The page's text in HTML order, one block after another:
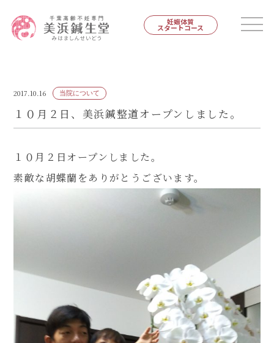
妊娠体質
スタートコース
080-4461-1473
2017.10.16 当院について
１０月２日、美浜鍼整道オープンしました。
１０月２日オープンしました。
素敵な胡蝶蘭をありがとうございます。